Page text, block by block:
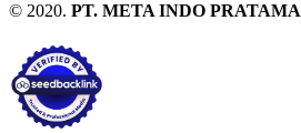
© 2020. PT. META INDO PRATAMA